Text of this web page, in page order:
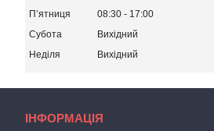
Пʼятниця
08:30
17:00
Субота
Вихідний
Неділя
Вихідний
ІНФОРМАЦІЯ